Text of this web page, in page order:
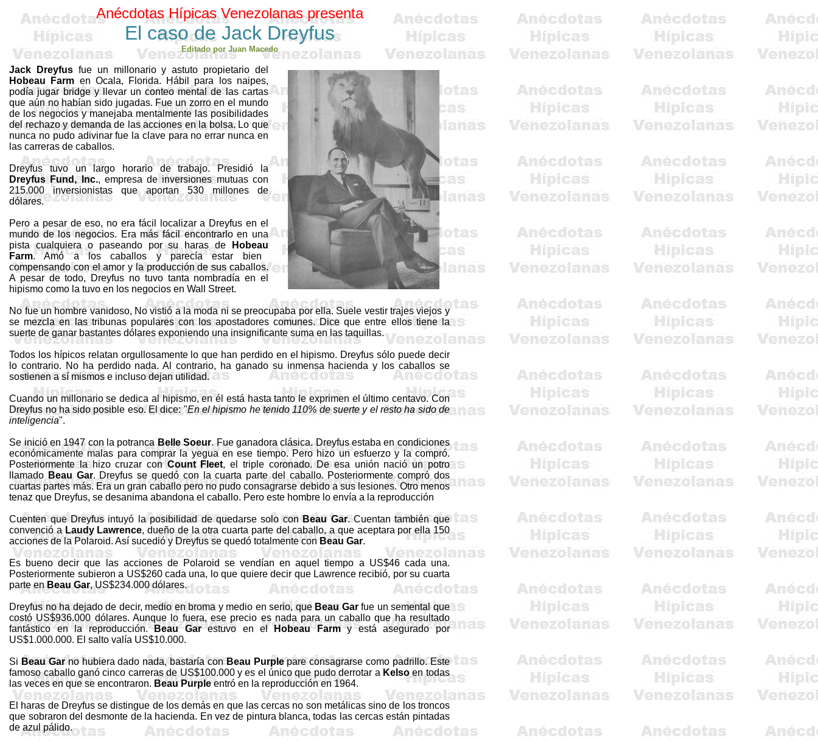
Anécdotas Hípicas Venezolanas presenta
Elcasode Jack Dreyfus
Editado por Juan Macedo
Jack Dreyfus fue un millonarioyastuto propietario del
Hobeau
Farm en Ocala, Florida. Hábil para los naipes,
podía jugar bridge y llevar un conteo mental de las cartas
que aún no habían sido jugadas. Fue un zorro en el mundo
de los negocios y manejaba mentalmente las posibilidades
del rechazo y demanda de las acciones en la bolsa. Lo que
nunca no pudo adivinar fue la clave para no errar nunca en
las carreras de caballos.
Dreyfustuvo un largo horario de trabajo. Presidió la
Dreyfus Fund , Inc., empresa de inversiones mutuas con
215.000 inversionistas que aportan 530 millones de
dólares.
Pero a pesar de eso, no era fácil localizar a Dreyfus en el
mundo de los negocios. Era más fácil encontrarlo en una
pista cualquiera o paseando por suharasde
Hobeau
Farm. Amó a los caballos y parecía estar bien
compensando con el amor y la producción de sus caballos.
A pesar de todo,Dreyfus no tuvo tanta nombradía en el
hipismo como la tuvo en los negocios en Wall Street.
No fue un hombre vanidoso, No vistió a la moda ni se preocupaba por ella. Suele vestir trajes viejos y
se mezcla en las tribunas populares con los apostadores comunes. Dice que entre ellos tiene la
suerte de ganar bastantes dólares exponiendo una insignificante suma en las taquillas.
Todos los hípicos relatan orgullosamente lo que han perdido en el hipismo. Dreyfus sólo puede decir
lo contrario. No ha perdido nada. Al contrario, ha ganado su inmensa hacienda y los caballos se
sostienen a sí mismos e incluso dejan utilidad.
Cuando un millonario se dedica al hipismo, en él está hasta tanto le exprimen el último centavo. Con
Dreyfusno ha sido posible eso. El dice: "En el hipismo he tenido 110% de suerte y el resto ha sido de
inteligencia".
Se inició en 1947 con la potrancaBelleSoeur. Fue ganadora clásica.Dreyfusestaba en condiciones
económicamente malas para comprar la yegua en ese tiempo. Pero hizo un esfuerzoyla compró.
Posteriormente la hizo cruzar conCount Fleet, el triple coronado. De esa unión nació un potro
llamadoBeauGar. Dreyfus se quedó con la cuarta parte del caballo. Posteriormente compró dos
cuartas partes más. Era un gran caballo pero no pudo consagrarse debido a sus lesiones. Otro menos
tenaz que Dreyfus, se desanimaabandona el caballo. Pero este hombre lo envía a la reproducción
Cuenten queDreyfusintuyó la posibilidad de quedarse solo conBeauGar. Cuentan también que
convenció aLaudyLawrence, dueño de la otra cuarta parte del caballo, a que aceptara por ella 150
acciones de la Polaroid. Así sucedió yDreyfusse quedó totalmente conBeau Gar.
Es bueno decir que las acciones de Polaroid se vendían en aquel tiempo a US$46 cada una.
Posteriormente subieron a US$260 cada una, lo que quiere decir que Lawrence recibió, por su cuarta
parte enBeauGar, US$234.000 dólares.
Dreyfusno ha dejado de decir, medio en broma y medio en serio, queBeauGarfue un semental que
costó US$936.000 dólares. Aunque lo fuera, ese precio es nada para un caballo que ha resultado
fantástico en la reproducción.BeauGarestuvo en elHobeau Farmy está asegurado por
US$1.000.000. El salto valía US$10.000.
SiBeauGarno hubiera dado nada, bastaría conBeau Purplepare consagrarse como padrillo. Este
famoso caballo ganó cinco carreras de US$100.000 y es el único que pudo derrotar a Kelsoen todas
las veces en que se encontraron.Beau Purpleentró en la reproducción en 1964.
El haras de Dreyfusse distingue de los demás en que las cercas no son metálicas sino de los troncos
que sobraron del desmonte de la hacienda. En vezde pintura blanca, todas las cercas están pintadas
de azul pálido.